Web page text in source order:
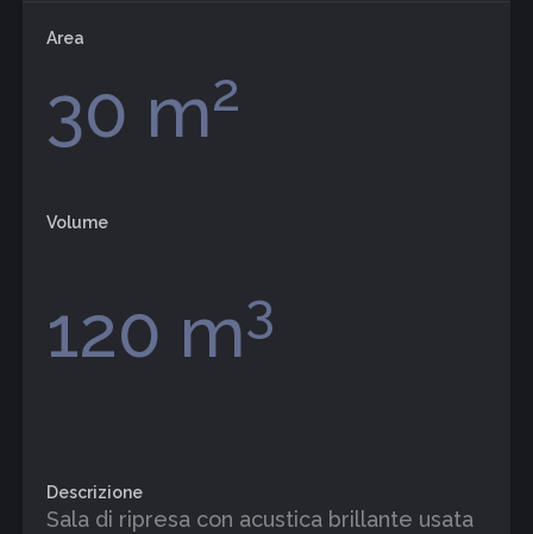
Area
30 m2
Volume
120 m3
Descrizione
Sala di ripresa con acustica brillante usata